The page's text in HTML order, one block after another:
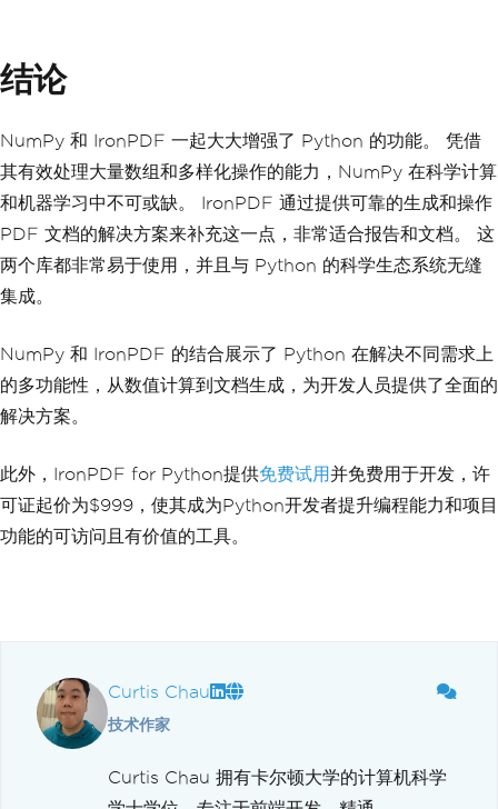
结论
NumPy 和 IronPDF 一起大大增强了 Python 的功能。 凭借
其有效处理大量数组和多样化操作的能力，NumPy 在科学计算
和机器学习中不可或缺。 IronPDF 通过提供可靠的生成和操作
PDF 文档的解决方案来补充这一点，非常适合报告和文档。 这
两个库都非常易于使用，并且与 Python 的科学生态系统无缝
集成。
NumPy 和 IronPDF 的结合展示了 Python 在解决不同需求上
的多功能性，从数值计算到文档生成，为开发人员提供了全面的
解决方案。
此外，IronPDF for Python提供免费试用并免费用于开发，许
可证起价为$999，使其成为Python开发者提升编程能力和项目
功能的可访问且有价值的工具。
Curtis Chau
技术作家
Curtis Chau 拥有卡尔顿大学的计算机科学